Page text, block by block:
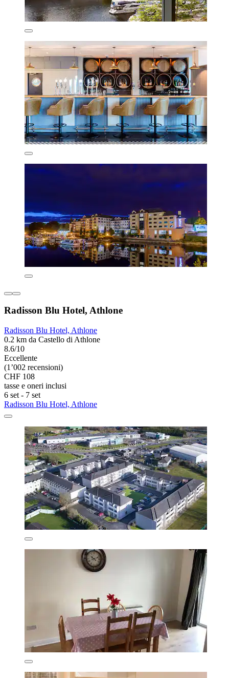
Radisson Blu Hotel, Athlone
Radisson Blu Hotel, Athlone
0.2 km da Castello di Athlone
8.6/10
Eccellente
(1’002 recensioni)
CHF 108
tasse e oneri inclusi
6 set - 7 set
Radisson Blu Hotel, Athlone